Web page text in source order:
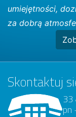
umiejętności,
za dobrą
Skontaktuj
33
pn